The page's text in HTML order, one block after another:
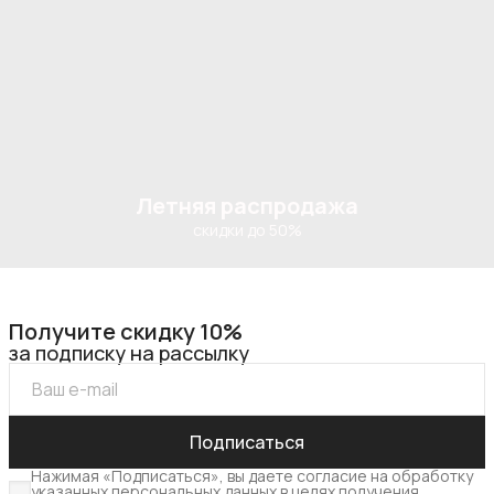
Получите скидку 10%
за подписку на рассылку
Подписаться
Нажимая «Подписаться», вы даете согласие на обработку